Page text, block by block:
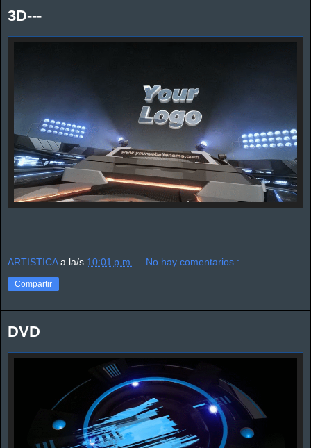
3D---
ARTISTICA a la/s 10:01 p.m. No hay comentarios.:
Compartir
DVD